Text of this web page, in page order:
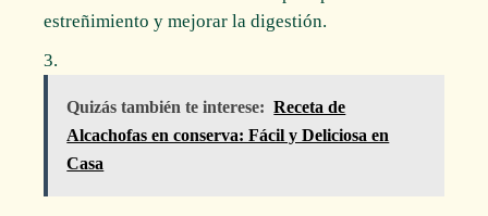
estreñimiento y mejorar la digestión.
Quizás también te interese: Receta de
Alcachofas en conserva: Fácil y Deliciosa en
Casa